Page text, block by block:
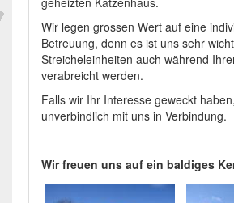
Wir legen grossen Wert auf eine
Betreuung, denn es ist uns sehr
Streicheleinheiten auch während
verabreicht werden.
Falls wir Ihr Interesse geweckt
unverbindlich mit uns in Verbindung.
Wir freuen uns auf ein baldiges